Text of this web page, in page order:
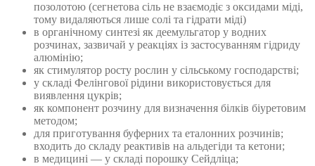
позолотою (сегнетова сіль не взаємодіє з оксидами міді,
тому видаляються лише солі та гідрати міді)
в органічному синтезі як деемульгатор у водних
розчинах, зазвичай у реакціях із застосуванням гідриду
алюмінію;
як стимулятор росту рослин у сільському господарстві;
у складі Фелінгової рідини використовується для
виявлення цукрів;
як компонент розчину для визначення білків біуретовим
методом;
для приготування буферних та еталонних розчинів;
входить до складу реактивів на альдегіди та кетони;
в медицині — у складі порошку Сейдліца;